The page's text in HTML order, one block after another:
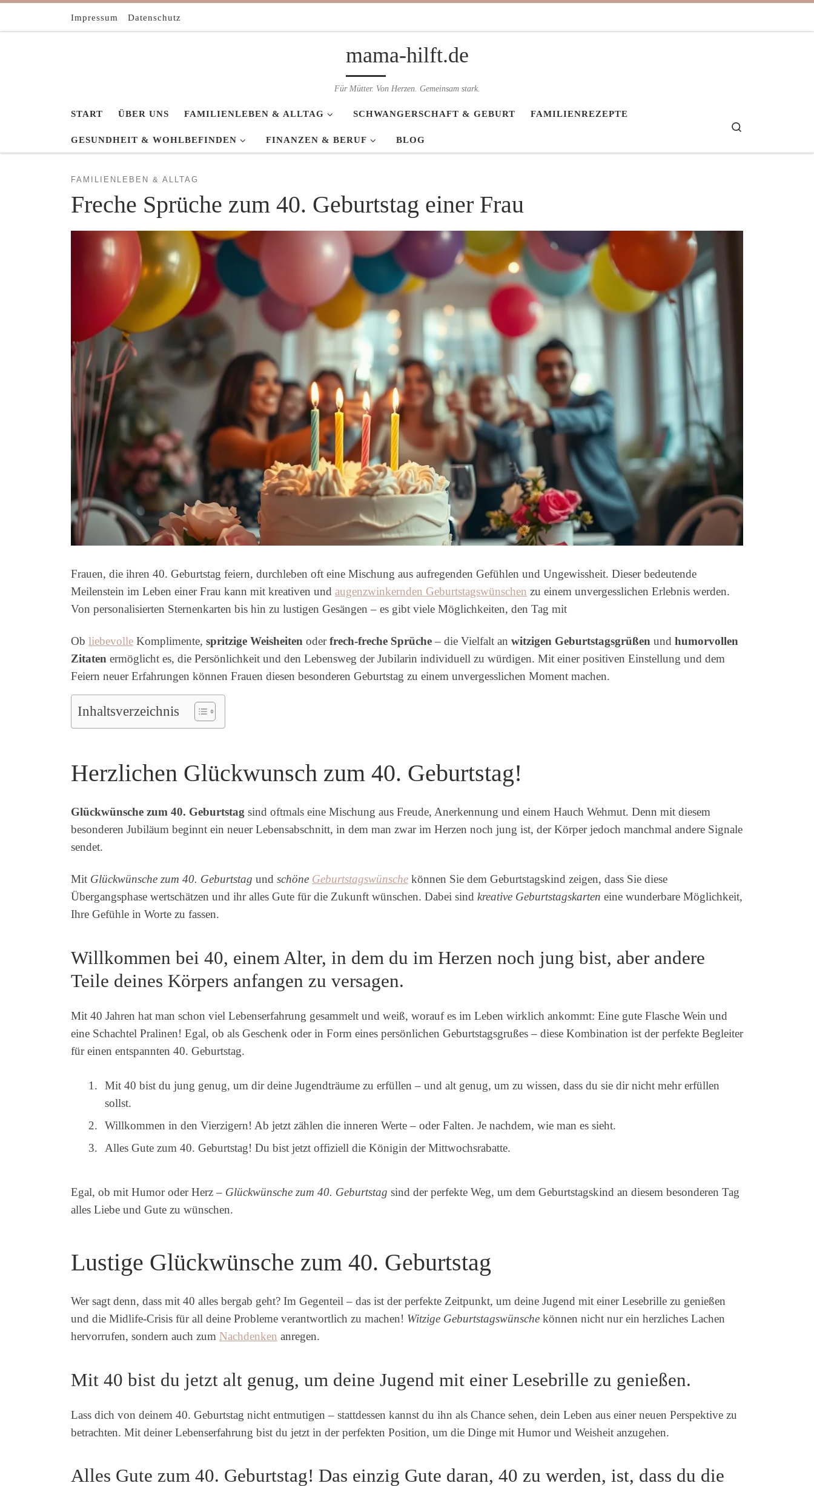
Zum Inhalt springen
Impressum Datenschutz
mama-hilft.de
Für Mütter. Von Herzen. Gemeinsam stark.
START ÜBER UNS FAMILIENLEBEN & ALLTAG SCHWANGERSCHAFT & GEBURT FAMILIENREZEPTE
GESUNDHEIT & WOHLBEFINDEN FINANZEN & BERUF BLOG
FAMILIENLEBEN & ALLTAG
Freche Sprüche zum 40. Geburtstag einer Frau
Frauen, die ihren 40. Geburtstag feiern, durchleben oft eine Mischung aus aufregenden Gefühlen und Ungewissheit. Dieser bedeutende
Meilenstein im Leben einer Frau kann mit kreativen und augenzwinkernden Geburtstagswünschen zu einem unvergesslichen Erlebnis werden.
Von personalisierten Sternenkarten bis hin zu lustigen Gesängen – es gibt viele Möglichkeiten, den Tag mit
Ob liebevolle Komplimente, spritzige Weisheiten oderfrech-freche Sprüche – die Vielfalt an witzigen Geburtstagsgrüßen und humorvollen
Zitaten ermöglicht es, die Persönlichkeit und den Lebensweg der Jubilarin individuell zu würdigen. Mit einer positiven Einstellung und dem
Feiern neuer Erfahrungen können Frauen diesen besonderen Geburtstag zu einem unvergesslichen Moment machen.
Inhaltsverzeichnis
Herzlichen Glückwunsch zum 40. Geburtstag!
Glückwünsche zum 40. Geburtstag sind oftmals eine Mischung aus Freude, Anerkennung und einem Hauch Wehmut. Denn mit diesem
besonderen Jubiläum beginnt ein neuer Lebensabschnitt, in dem man zwar im Herzen noch jung ist, der Körper jedoch manchmal andere Signale
sendet.
Mit Glückwünsche zum 40. Geburtstag und schöne Geburtstagswünsche können Sie dem Geburtstagskind zeigen, dass Sie diese
Übergangsphase wertschätzen und ihr alles Gute für die Zukunft wünschen. Dabei sind kreative Geburtstagskarten eine wunderbare Möglichkeit,
Ihre Gefühle in Worte zu fassen.
Willkommen bei 40, einem Alter, in dem du im Herzen noch jung bist, aber andere
Teile deines Körpers anfangen zu versagen.
Mit 40 Jahren hat man schon viel Lebenserfahrung gesammelt und weiß, worauf es im Leben wirklich ankommt: Eine gute Flasche Wein und
eine Schachtel Pralinen! Egal, ob als Geschenk oder in Form eines persönlichen Geburtstagsgrußes – diese Kombination ist der perfekte Begleiter
für einen entspannten 40. Geburtstag.
Mit 40 bist du jung genug, um dir deine Jugendträume zu erfüllen – und alt genug, um zu wissen, dass du sie dir nicht mehr erfüllen
sollst.
Willkommen in den Vierzigern! Ab jetzt zählen die inneren Werte – oder Falten. Je nachdem, wie man es sieht.
Alles Gute zum 40. Geburtstag! Du bist jetzt offiziell die Königin der Mittwochsrabatte.
Egal, ob mit Humor oder Herz – Glückwünsche zum 40. Geburtstag sind der perfekte Weg, um dem Geburtstagskind an diesem besonderen Tag
alles Liebe und Gute zu wünschen.
Lustige Glückwünsche zum 40. Geburtstag
Wer sagt denn, dass mit 40 alles bergab geht? Im Gegenteil – das ist der perfekte Zeitpunkt, um deine Jugend mit einer Lesebrille zu genießen
und die Midlife-Crisis für all deine Probleme verantwortlich zu machen! Witzige Geburtstagswünsche können nicht nur ein herzliches Lachen
hervorrufen, sondern auch zum Nachdenken anregen.
Mit 40 bist du jetzt alt genug, um deine Jugend mit einer Lesebrille zu genießen.
Lass dich von deinem 40. Geburtstag nicht entmutigen – stattdessen kannst du ihn als Chance sehen, dein Leben aus einer neuen Perspektive zu
betrachten. Mit deiner Lebenserfahrung bist du jetzt in der perfekten Position, um die Dinge mit Humor und Weisheit anzugehen.
Alles Gute zum 40. Geburtstag! Das einzig Gute daran, 40 zu werden, ist, dass du die